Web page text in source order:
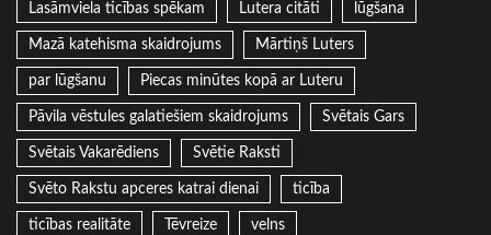
Lasāmviela ticības spēkam Lutera citāti lūgšana
Mazā katehisma skaidrojums Mārtiņš Luters
par lūgšanu Piecas minūtes kopā ar Luteru
Pāvila vēstules galatiešiem skaidrojums Svētais Gars
Svētais Vakarēdiens Svētie Raksti
Svēto Rakstu apceres katrai dienai ticība
ticības realitāte Tēvreize velns